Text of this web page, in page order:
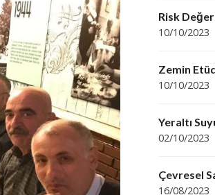
Risk
10/10/2023
Zemin
10/10/2023
Yeraltı
02/10/2023
Çevresel
16/08/2023